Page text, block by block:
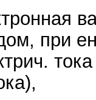
при